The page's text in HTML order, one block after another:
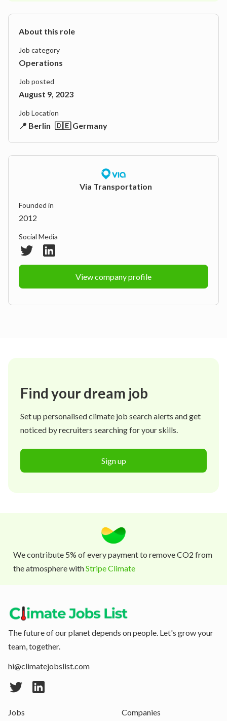
About this role
Job category
Operations
Job posted
August 9, 2023
Job Location
📍 Berlin 🇩🇪 Germany
Via Transportation
Founded in
2012
Social Media
View company profile
Find your dream job
Set up personalised climate job search alerts and get
noticed by recruiters searching for your skills.
Sign up
We contribute 5% of every payment to remove CO2 from
the atmosphere withStripe Climate
The future of our planet depends on people. Let's grow your
team, together.
hi@climatejobslist.com
Jobs Companies